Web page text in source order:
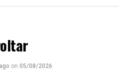
on 05/08/2026